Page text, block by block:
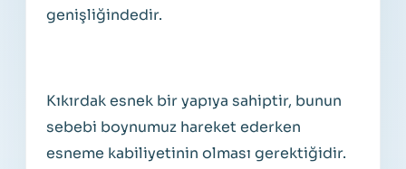
genişliğindedir.
Kıkırdak esnek bir yapıya sahiptir, bunun
sebebi boynumuz hareket ederken
esneme kabiliyetinin olması gerektiğidir.